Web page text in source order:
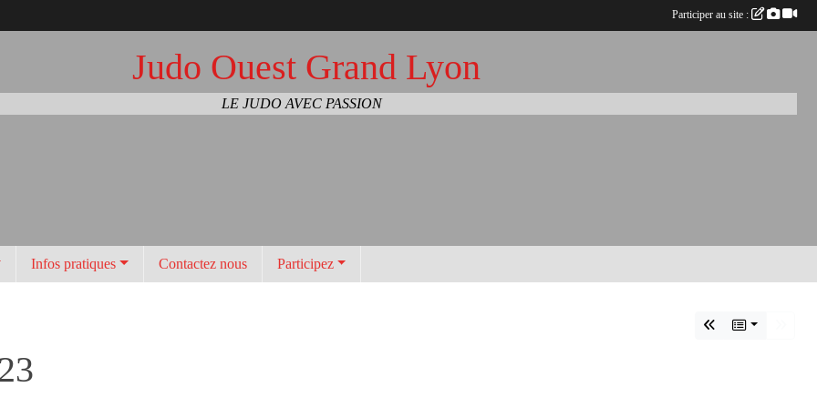
Judo Ouest Grand Lyon
LE JUDO AVEC PASSION
Infos pratiques Contactez nous Participez
Participer au site :